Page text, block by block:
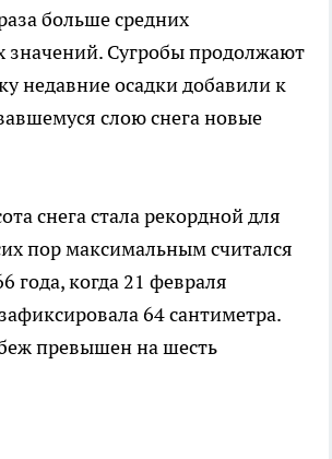
больше средних
значений. Сугробы продолжают
недавние осадки добавили к
слою снега новые
снега стала рекордной для
пор максимальным считался
года, когда 21 февраля
64 сантиметра.
превышен на шесть